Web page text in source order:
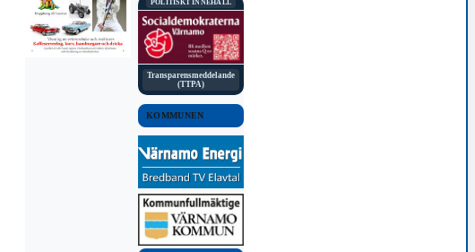
POLITISKT INNEHÅLL
Transparensmeddelande
(TTPA)
KOMMUNEN